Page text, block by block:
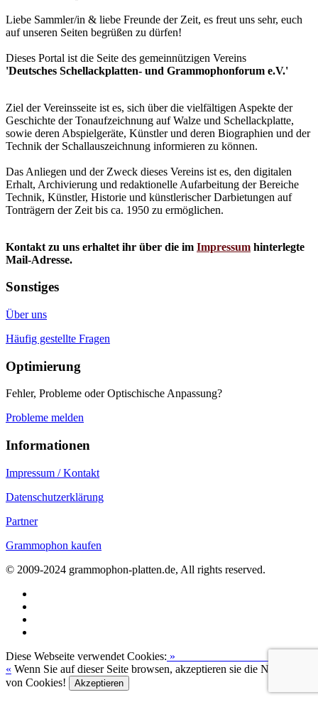
Liebe Sammler/in & liebe Freunde der Zeit, es freut uns sehr, euch
auf unseren Seiten begrüßen zu dürfen!
Dieses Portal ist die Seite des gemeinnützigen Vereins
'Deutsches Schellackplatten- und Grammophonforum e.V.'
Ziel der Vereinsseite ist es, sich über die vielfältigen Aspekte der
Geschichte der Tonaufzeichnung auf Walze und Schellackplatte,
sowie deren Abspielgeräte, Künstler und deren Biographien und der
Technik der Schallauszeichnung informieren zu können.
Das Anliegen und der Zweck dieses Vereins ist es, den digitalen
Erhalt, Archivierung und redaktionelle Aufarbeitung der Bereiche
Technik, Künstler, Historie und künstlerischer Darbietungen auf
Tonträgern der Zeit bis ca. 1950 zu ermöglichen.
Kontakt zu uns erhaltet ihr über die im Impressum hinterlegte
Mail-Adresse.
Sonstiges
Über uns
Häufig gestellte Fragen
Optimierung
Fehler, Probleme oder Optischische Anpassung?
Probleme melden
Informationen
Impressum / Kontakt
Datenschutzerklärung
Partner
Grammophon kaufen
© 2009-2024 grammophon-platten.de, All rights reserved.
Diese Webseite verwendet Cookies: »
« Wenn Sie auf dieser Seite browsen, akzeptieren sie die Nutzung
von Cookies!
Akzeptieren